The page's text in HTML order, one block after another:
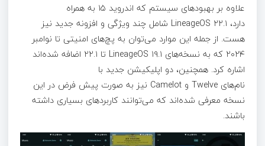
علاوه بر بهبودهای سیستم که اندروید ۱۵ به همراه
دارد، LineageOS ۲۲.۱ شامل چند ویژگی و افزونه جدید نیز
هست. از جمله این موارد می‌توان به پچ‌های امنیتی تا نوامبر
۲۰۲۴ که به نسخه‌های LineageOS ۱۹.۱ تا ۲۲.۱ اضافه شده‌اند
اشاره کرد. همچنین، دو اپلیکیشن جدید با
نام‌های Twelve و Camelot نیز به صورت پیش فرض در این
نسخه معرفی شده‌اند که می‌توانند کاربردهای بسیاری داشته
باشند.